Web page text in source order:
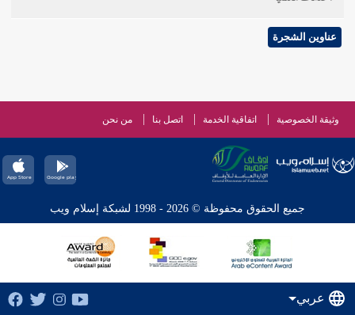
عناوين الشجرة
وثيقة الخصوصية اتفاقية الخدمة اتصل بنا من نحن
جميع الحقوق محفوظة © 2026 - 1998 لشبكة إسلام ويب
عربي